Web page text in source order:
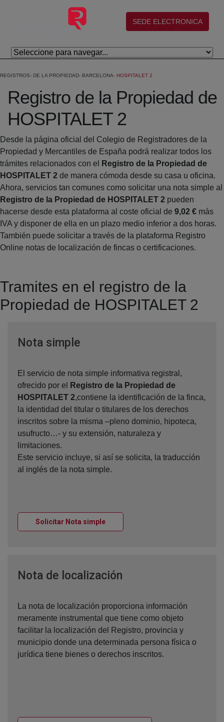
Saltar al contenido principal
(abre en nueva ventana)
SEDE ELECTRONICA
REGISTROS DE LA PROPIEDAD BARCELONA HOSPITALET 2
Registro de la Propiedad de
HOSPITALET 2
Desde la página oficial del Colegio de Registradores de la
Propiedad y Mercantiles de España podrá realizar todos los
trámites relacionados con el
Registro de la Propiedad de
HOSPITALET 2 de manera cómoda desde su casa u oficina.
Ahora, servicios tan comunes como solicitar una nota simple al
Registro de la Propiedad de HOSPITALET 2 pueden
hacerse desde esta plataforma al coste oficial de 9,02 € más
IVA y disponer de ella en un plazo medio inferior a dos horas.
También puede solicitar a través de la plataforma Registro
Online notas de localización de fincas o certificaciones.
Tramites en el registro de la
Propiedad de HOSPITALET 2
Nota simpleVentana nueva
El servicio de nota simple informativa registral,
ofrecido por el
Registro de la Propiedad de
HOSPITALET 2,contiene la identificación de la finca,
la identidad del titular o titulares de los derechos
inscritos sobre la misma –pleno dominio, hipoteca,
usufructo…- y su extensión, naturaleza y
limitaciones.
Este servicio incluye, si así se solicita, la traducción
al inglés de la nota simple.
Solicitar Nota simpleVentana nueva
Nota de localización
La nota de localización proporciona información
meramente instrumental que tiene como objeto
facilitar la localización del Registro, provincia y
municipio donde una determinada persona física o
jurídica tiene bienes o derechos inscritos.